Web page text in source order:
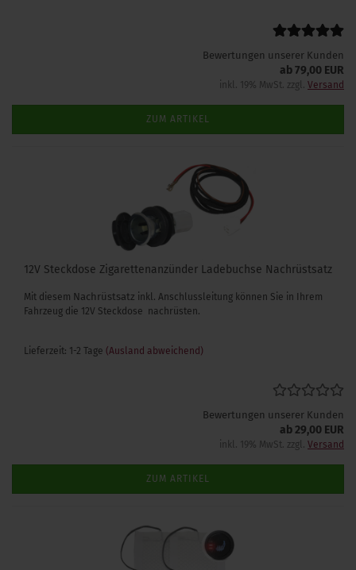
Bewertungen unserer Kunden
ab 79,00 EUR
inkl. 19% MwSt. zzgl. Versand
ZUM ARTIKEL
12V Steckdose Zigarettenanzünder Ladebuchse Nachrüstsatz
Mit diesem Nachrüstsatz inkl. Anschlussleitung können Sie in Ihrem
Fahrzeug die 12V Steckdose nachrüsten.
Lieferzeit: 1-2 Tage (Ausland abweichend)
Bewertungen unserer Kunden
ab 29,00 EUR
inkl. 19% MwSt. zzgl. Versand
ZUM ARTIKEL